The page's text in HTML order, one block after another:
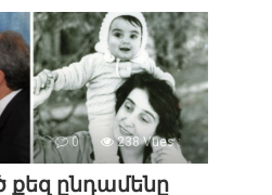
0 238 Vues :
ընդամենը